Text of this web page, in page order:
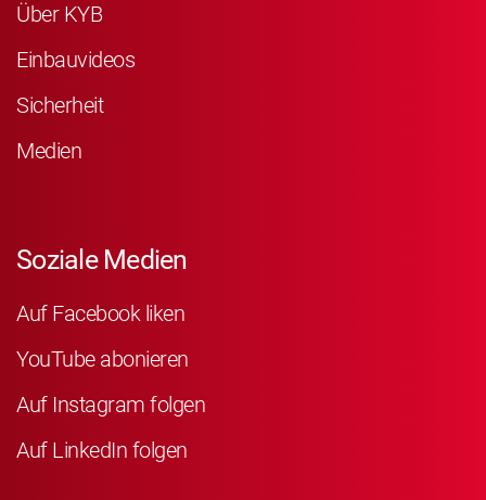
Über KYB
Einbauvideos
Sicherheit
Medien
Soziale Medien
Auf Facebook liken
YouTube abonieren
Auf Instagram folgen
Auf LinkedIn folgen